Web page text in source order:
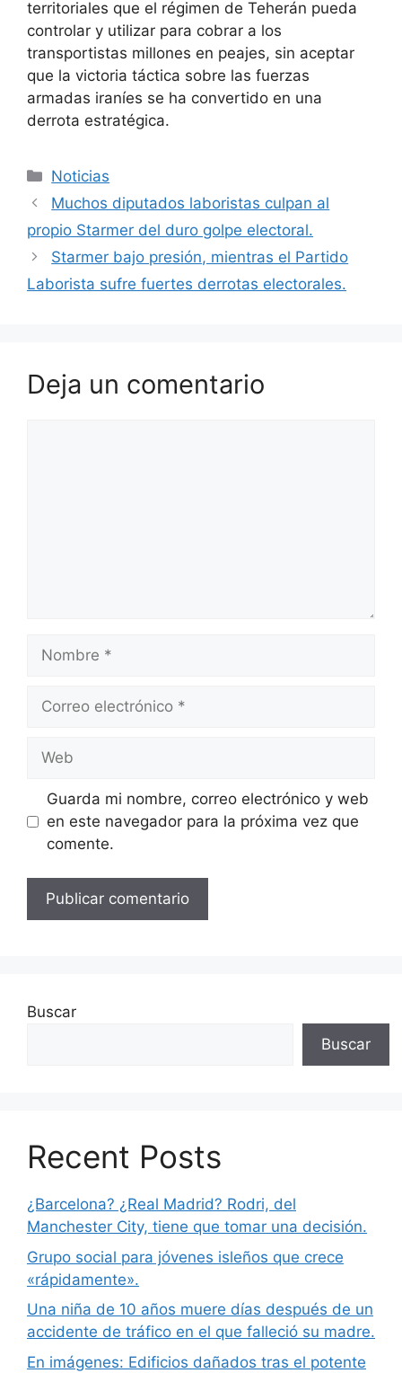
territoriales que el régimen de Teherán pueda
controlar y utilizar para cobrar a los
transportistas millones en peajes, sin aceptar
que la victoria táctica sobre las fuerzas
armadas iraníes se ha convertido en una
derrota estratégica.
Categorías
Noticias
Muchos diputados laboristas culpan al
propio Starmer del duro golpe electoral.
Starmer bajo presión, mientras el Partido
Laborista sufre fuertes derrotas electorales.
Deja un comentario
electrónico
Guarda mi nombre, correo electrónico y web
en este navegador para la próxima vez que
comente.
Buscar
Buscar
Recent Posts
¿Barcelona? ¿Real Madrid? Rodri, del
Manchester City, tiene que tomar una decisión.
Grupo social para jóvenes isleños que crece
«rápidamente».
Una niña de 10 años muere días después de un
accidente de tráfico en el que falleció su madre.
En imágenes: Edificios dañados tras el potente